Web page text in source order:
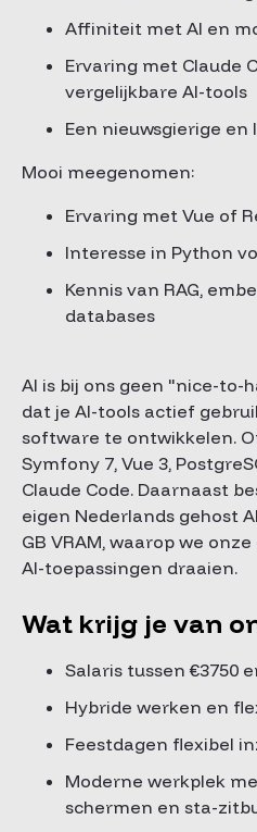
Affiniteit met AI en
Ervaring met Claude
vergelijkbare AI-tools
Een nieuwsgierige
Mooi meegenomen:
Ervaring met Vue of
Interesse in Python
Kennis van RAG,
databases
AI is bij ons geen "nice-to-
dat je AI-tools actief
software te ontwikkelen.
Symfony 7, Vue 3,
Claude Code. Daarnaast
eigen Nederlands gehost
GB VRAM, waarop we
AI-toepassingen draaien.
Wat krijg je van
Salaris tussen €3750
Hybride werken en
Feestdagen flexibel
Moderne werkplek
schermen en sta-